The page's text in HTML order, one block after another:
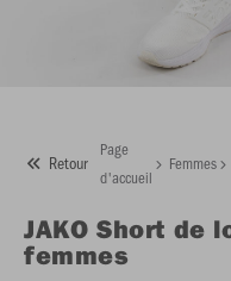
Retour
Page
d'accueil
Femmes
JAKO Short de
femmes